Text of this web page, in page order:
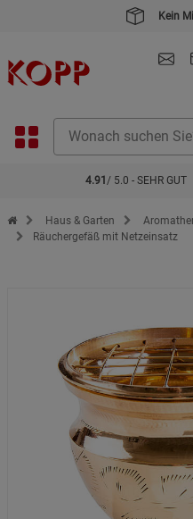
Kein
4.91 / 5.0 - SEHR GUT
Zur Startseite des Kopp Verlag Online-
Haus & Garten
Räuchergefäß mit Netzeinsatz